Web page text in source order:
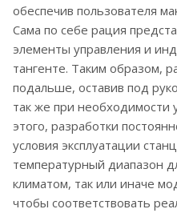
обеспечив пользователя
Сама по себе рация
элементы управления и
тангенте. Таким образом,
подальше, оставив под
так же при необходимости
этого, разработки
условия эксплуатации
температурный диапазон
климатом, так или иначе
чтобы соответствовать